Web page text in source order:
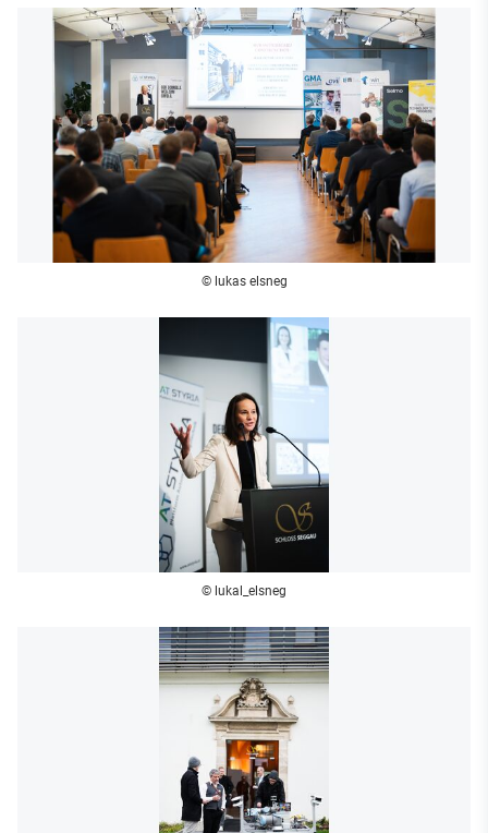
© lukas elsneg
© lukal_elsneg